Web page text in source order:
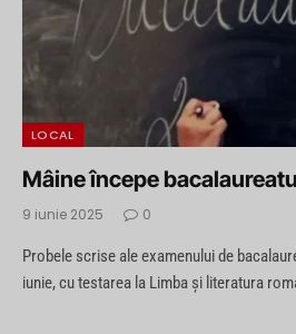
LOCAL
Mâine începe
9 iunie 2025 0
Probele scrise ale examenului de
iunie, cu testarea la Limba și literatura